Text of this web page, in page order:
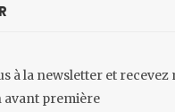
à la newsletter et recevez
avant première